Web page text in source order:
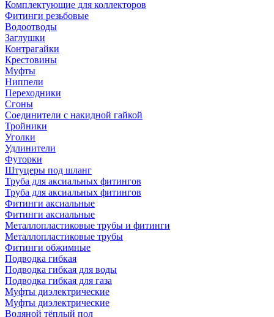
Комплектующие для коллекторов
Фитинги резьбовые
Водоотводы
Заглушки
Контрагайки
Крестовины
Муфты
Ниппели
Переходники
Сгоны
Соединители с накидной гайкой
Тройники
Уголки
Удлинители
Футорки
Штуцеры под шланг
Труба для аксиальных фитингов
Труба для аксиальных фитингов
Фитинги аксиальные
Фитинги аксиальные
Металлопластиковые трубы и фитинги
Металлопластиковые трубы
Фитинги обжимные
Подводка гибкая
Подводка гибкая для воды
Подводка гибкая для газа
Муфты диэлектрические
Муфты диэлектрические
Водяной тёплый пол